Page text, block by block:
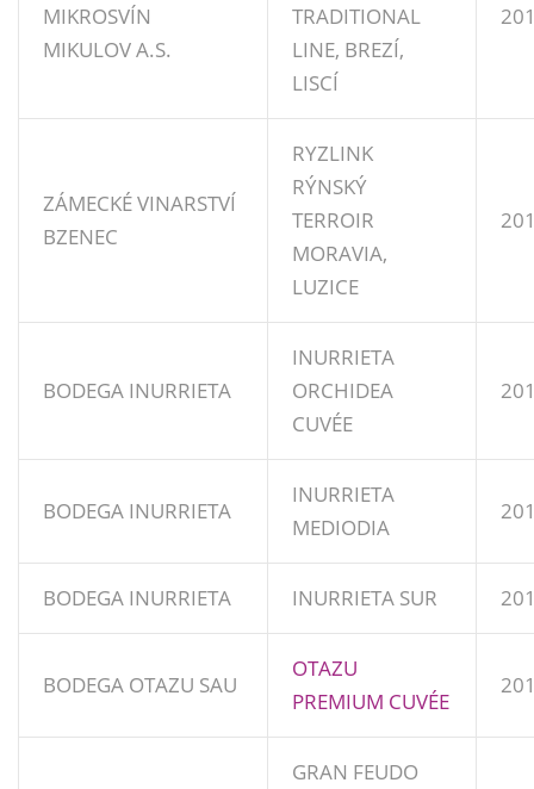
MIKROSVÍN
MIKULOV A.S.
TRADITIONAL
LINE, BREZÍ,
LISCÍ
ZÁMECKÉ VINARSTVÍ
BZENEC
RYZLINK
RÝNSKÝ
TERROIR
MORAVIA,
LUZICE
BODEGA INURRIETA
INURRIETA
ORCHIDEA
CUVÉE
BODEGA INURRIETA
INURRIETA
MEDIODIA
BODEGA INURRIETA INURRIETA SUR
BODEGA OTAZU SAU
OTAZU
PREMIUM CUVÉE
GRAN FEUDO